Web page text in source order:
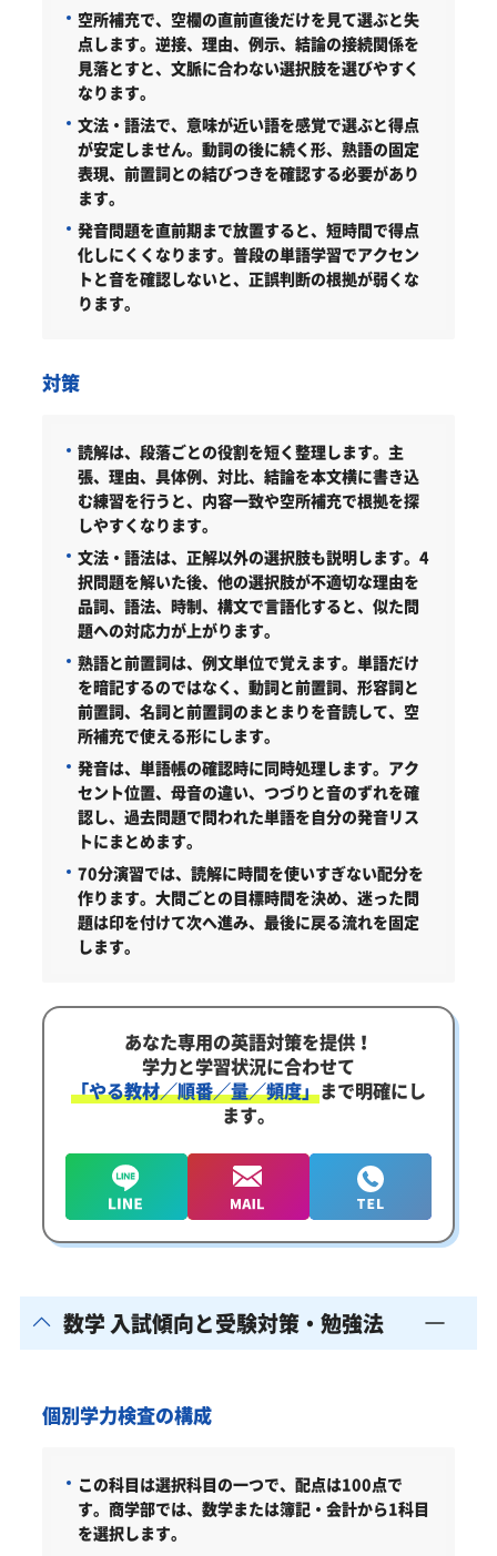
空所補充で、空欄の直前直後だけを見て選ぶと失
点します。逆接、理由、例示、結論の接続関係を
見落とすと、文脈に合わない選択肢を選びやすく
なります。
文法・語法で、意味が近い語を感覚で選ぶと得点
が安定しません。動詞の後に続く形、熟語の固定
表現、前置詞との結びつきを確認する必要があり
ます。
発音問題を直前期まで放置すると、短時間で得点
化しにくくなります。普段の単語学習でアクセン
トと音を確認しないと、正誤判断の根拠が弱くな
ります。
対策
読解は、段落ごとの役割を短く整理します。 主
張、理由、具体例、対比、結論を本文横に書き込
む練習を行うと、内容一致や空所補充で根拠を探
しやすくなります。
文法・語法は、正解以外の選択肢も説明します。 4
択問題を解いた後、他の選択肢が不適切な理由を
品詞、語法、時制、構文で言語化すると、似た問
題への対応力が上がります。
熟語と前置詞は、例文単位で覚えます。 単語だけ
を暗記するのではなく、動詞と前置詞、形容詞と
前置詞、名詞と前置詞のまとまりを音読して、空
所補充で使える形にします。
発音は、単語帳の確認時に同時処理します。 アク
セント位置、母音の違い、つづりと音のずれを確
認し、過去問題で問われた単語を自分の発音リス
トにまとめます。
70分演習では、読解に時間を使いすぎない配分を
作ります。 大問ごとの目標時間を決め、迷った問
題は印を付けて次へ進み、最後に戻る流れを固定
します。
あなた専用の英語対策を提供！
学力と学習状況に合わせて
「やる教材／順番／量／頻度」まで明確にし
ます。
数学 入試傾向と受験対策・勉強法
個別学力検査の構成
この科目は選択科目の一つで、配点は100点で
す。商学部では、数学または簿記・会計から1科目
を選択します。